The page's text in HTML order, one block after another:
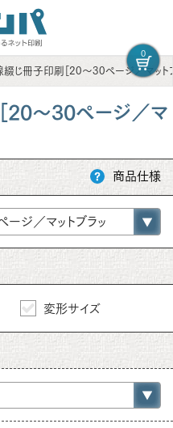
0
じ冊子印刷［20～30ページ／マットブ
20～30ページ／マ
商品仕様
変形サイズ